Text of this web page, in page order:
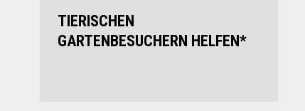
TIERISCHEN
GARTENBESUCHERN HELFEN*